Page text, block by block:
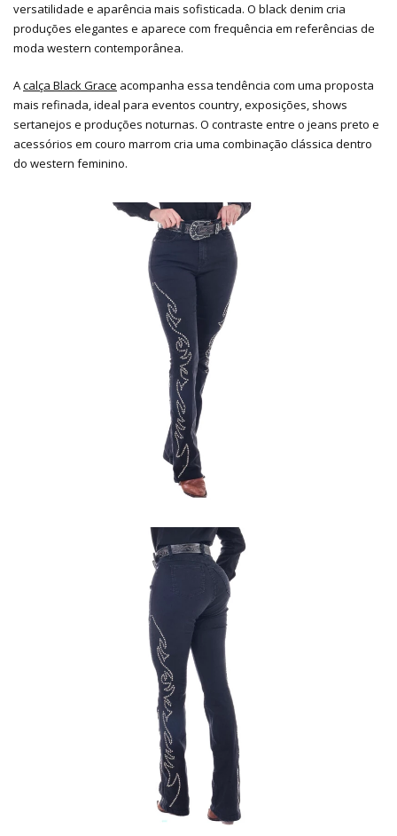
versatilidade e aparência mais sofisticada. O black denim cria
produções elegantes e aparece com frequência em referências de
moda western contemporânea.
Acalça Black Grace acompanha essa tendência com uma proposta
mais refinada, ideal para eventos country, exposições, shows
sertanejos e produções noturnas. O contraste entre o jeans preto e
acessórios em couro marrom cria uma combinação clássica dentro
do western feminino.